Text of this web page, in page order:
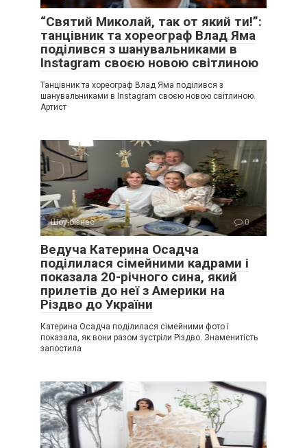
“Святий Миколай, так от який ти!”:
танцівник та хореограф Влад Яма
поділився з шанувальниками в
Instagram своєю новою світлиною
Танцівник та хореограф Влад Яма поділився з
шанувальниками в Instagram своєю новою світлиною.
Артист
Шоу-бізнес 0
Ведуча Катерина Осадча
поділилася сімейними кадрами і
показала 20-річного сина, який
прилетів до неї з Америки на
Різдво до України
Катерина Осадча поділилася сімейними фото і
показала, як вони разом зустріли Різдво. Знаменитість
запостила